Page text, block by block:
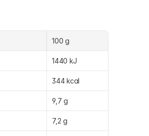
100 g
1440 kJ
344 kcal
9,7 g
7,2 g